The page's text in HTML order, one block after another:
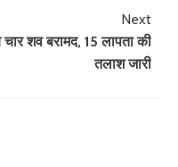
Next
शव बरामद, 15 लापता की
तलाश जारी